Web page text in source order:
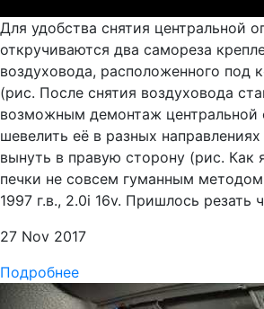
Для удобства снятия центральной
откручиваются два самореза
воздуховода, расположенного под
(рис. После снятия воздуховода
возможным демонтаж
шевелить её в разных
вынуть в правую сторону (рис. Как
печки не совсем гуманным
1997 г.в., 2.0i 16v. Пришлось резать
27 Nov 2017
Подробнее